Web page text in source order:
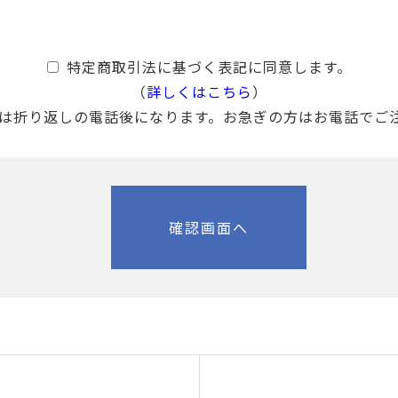
特定商取引法に基づく表記に同意します。
（詳しくはこちら）
折り返しの電話後になります。お急ぎの方はお電話でご